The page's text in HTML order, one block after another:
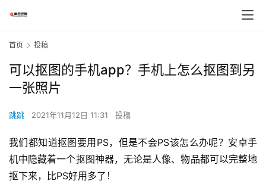
首页 投稿
可以抠图的手机app？手机上怎么抠图到另
一张照片
跳跳 2021年11月12日 11:31 投稿
我们都知道抠图要用PS，但是不会PS该怎么办呢？安卓手
机中隐藏着一个抠图神器，无论是人像、物品都可以完整地
抠下来，比PS好用多了！